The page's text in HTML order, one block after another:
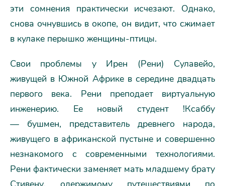
эти сомнения практически исчезают. Однако,
снова очнувшись в окопе, он видит, что сжимает
в кулаке перышко женщины-птицы.
Свои проблемы у Ирен (Рени) Сулавейо,
живущей в Южной Африке в середине двадцать
первого века. Рени преподает виртуальную
инженерию. Ее новый студент !Ксаббу
— бушмен, представитель древнего народа,
живущего в африканской пустыне и совершенно
незнакомого с современными технологиями.
Рени фактически заменяет мать младшему брату